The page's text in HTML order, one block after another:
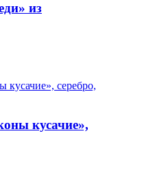
из
кусачие»,